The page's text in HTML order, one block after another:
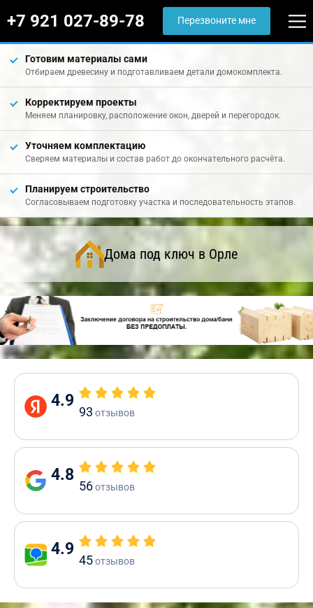
+7 921 027-89-78 Перезвоните мне
Готовим материалы сами
Отбираем древесину и подготавливаем детали домокомплекта.
Корректируем проекты
Меняем планировку, расположение окон, дверей и перегородок.
Уточняем комплектацию
Сверяем материалы и состав работ до окончательного расчёта.
Планируем строительство
Согласовываем подготовку участка и последовательность этапов.
Дома под ключ в Орле
4.9
93 отзывов
4.8
56отзывов
4.9
45отзывов